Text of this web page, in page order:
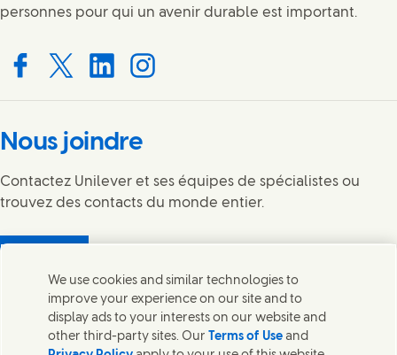
personnes pour qui un avenir durable est important.
with us on Facebook
Connect with us on X
Connect with us on LinkedIn
Connect with us on Instagram
Nous joindre
Contactez Unilever et ses équipes de spécialistes ou
trouvez des contacts du monde entier.
Avis de Confidentialite
Témoin de consentement(Opens in new window)
We use cookies and similar technologies to
improve your experience on our site and to
display ads to your interests on our website and
other third-party sites. Our Terms of Use and